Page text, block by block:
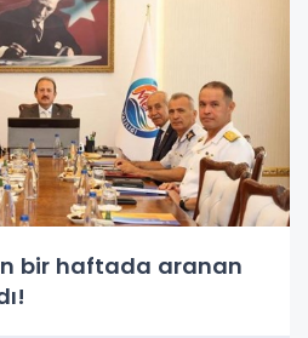
bir haftada aranan